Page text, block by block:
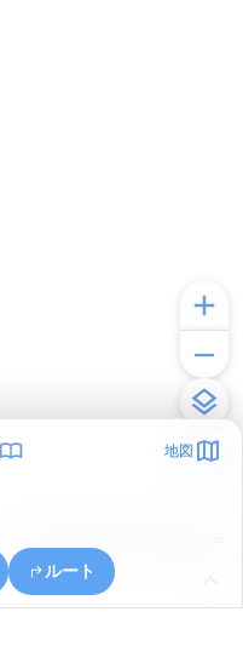
地図
ルート